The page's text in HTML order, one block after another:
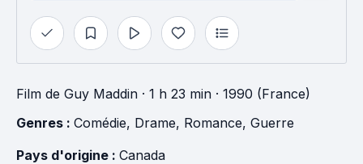
Film de Guy Maddin · 1 h 23 min · 1990 (France)
Genres : Comédie, Drame, Romance, Guerre
Pays d'origine : Canada